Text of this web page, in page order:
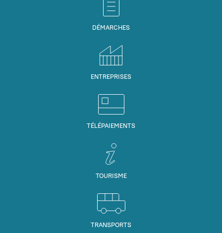
DÉMARCHES
ENTREPRISES
TÉLÉPAIEMENTS
TOURISME
TRANSPORTS